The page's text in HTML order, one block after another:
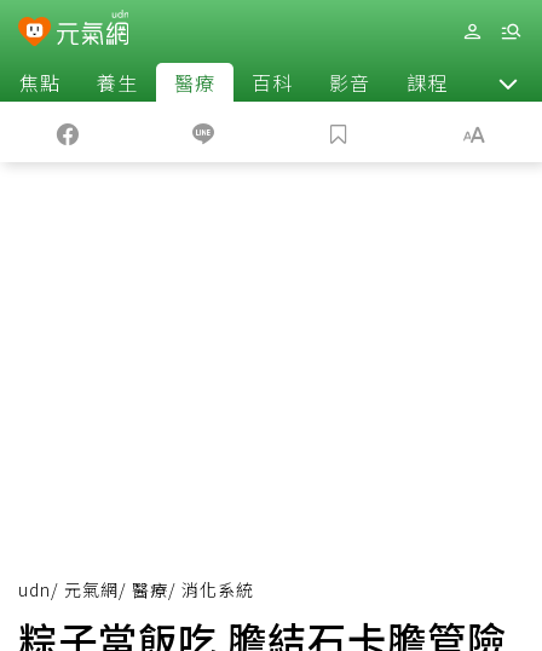
焦點 養生 醫療 百科 影音 課程 退休
udn/ 元氣網/ 醫療/ 消化系統
粽子當飯吃 膽結石卡膽管險